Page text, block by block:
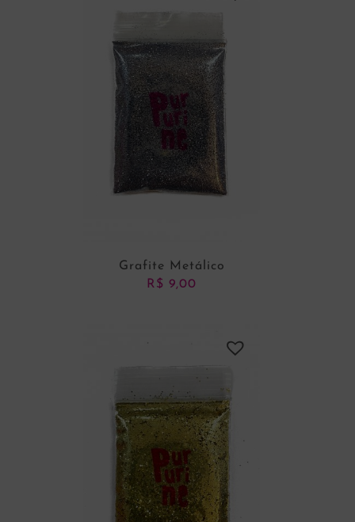
Grafite Metálico
R$ 9,00